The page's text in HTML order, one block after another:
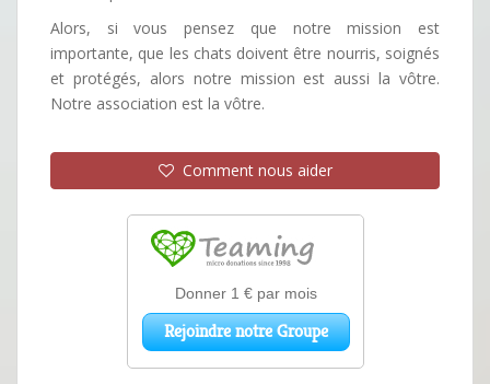
Alors, si vous pensez que notre mission est
importante, que les chats doivent être nourris, soignés
et protégés, alors notre mission est aussi la vôtre.
Notre association est la vôtre.
Comment nous aider